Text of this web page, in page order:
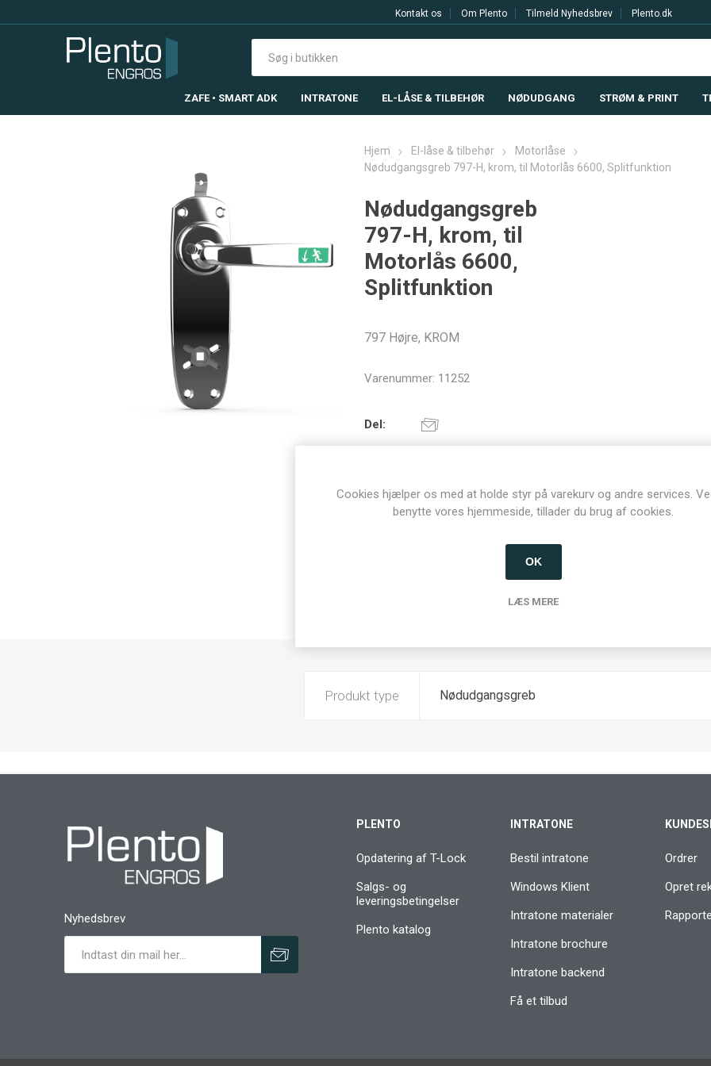
Kontakt os Om Plento Tilmeld Nyhedsbrev Plento.dk
ZAFE • SMART ADK INTRATONE EL-LÅSE & TILBEHØR NØDUDGANG STRØM & PRINT
Hjem El-låse & tilbehør
Motorlåse
Nødudgangsgreb 797-H, krom, til Motorlås 6600, Splitfunktion
Nødudgangsgreb
797-H, krom, til
Motorlås 6600,
Splitfunktion
797 Højre, KROM
Varenummer: 11252
Del:
Produkt type Nødudgangsgreb
Nyhedsbrev
PLENTO
Opdatering af T-Lock
Salgs- og
leveringsbetingelser
Plento katalog
INTRATONE
Bestil intratone
Windows Klient
Intratone materialer
Intratone brochure
Intratone backend
Få et tilbud
Ordrer
Opret
Cookies hjælper os med at holde styr på varekurv og andre services.
benytte vores hjemmeside, tillader du brug af cookies.
OK
LÆS MERE